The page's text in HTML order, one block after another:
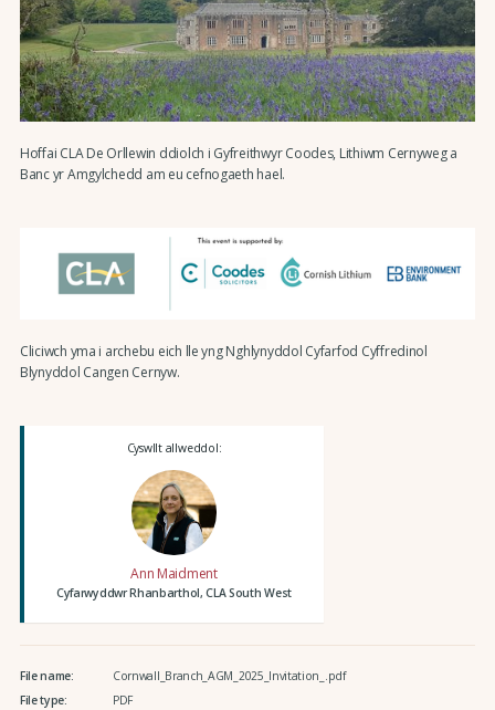
Hoffai CLA De Orllewin ddiolch i Gyfreithwyr Coodes, Lithiwm Cernyweg a
Banc yr Amgylchedd am eu cefnogaeth hael.
Cliciwch yma i archebu eich lle yng Nghlynyddol Cyfarfod Cyffredinol
Blynyddol Cangen Cernyw.
Cyswllt allweddol:
Ann Maidment
Cyfarwyddwr Rhanbarthol, CLA South West
File name:
Cornwall_Branch_AGM_2025_Invitation_.pdf
File type:
PDF